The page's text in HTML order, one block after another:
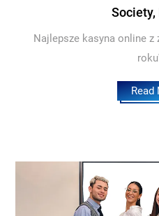
Society,
Najlepsze kasyna online z
Read